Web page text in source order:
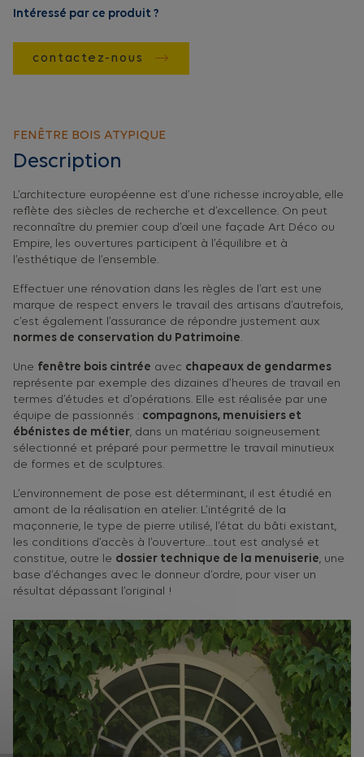
Intéressé par ce produit ?
contactez-nous
FENÊTRE BOIS ATYPIQUE
Description
L’architecture européenne est d’une richesse incroyable, elle
reflète des siècles de recherche et d’excellence. On peut
reconnaître du premier coup d’œil une façade Art Déco ou
Empire, les ouvertures participent à l’équilibre et à
l’esthétique de l’ensemble.
Effectuer une rénovation dans les règles de l’art est une
marque de respect envers le travail des artisans d’autrefois,
c’est également l’assurance de répondre justement aux
normes de conservation du Patrimoine.
Une fenêtre bois cintrée avec chapeaux de gendarmes
représente par exemple des dizaines d’heures de travail en
termes d’études et d’opérations. Elle est réalisée par une
équipe de passionnés : compagnons, menuisiers et
ébénistes de métier, dans un matériau soigneusement
sélectionné et préparé pour permettre le travail minutieux
de formes et de sculptures.
L’environnement de pose est déterminant, il est étudié en
amont de la réalisation en atelier. L’intégrité de la
maçonnerie, le type de pierre utilisé, l’état du bâti existant,
les conditions d’accès à l’ouverture…tout est analysé et
constitue, outre le dossier technique de la menuiserie, une
base d’échanges avec le donneur d’ordre, pour viser un
résultat dépassant l’original !